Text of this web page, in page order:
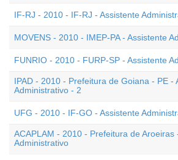
IF-RJ - 2010 - IF-RJ - Assistente
MOVENS - 2010 - IMEP-PA - Assistente
FUNRIO - 2010 - FURP-SP - Assistente
IPAD - 2010 - Prefeitura de Goiana - PE -
Administrativo - 2
UFG - 2010 - IF-GO - Assistente
ACAPLAM - 2010 - Prefeitura de Aroeiras
Administrativo